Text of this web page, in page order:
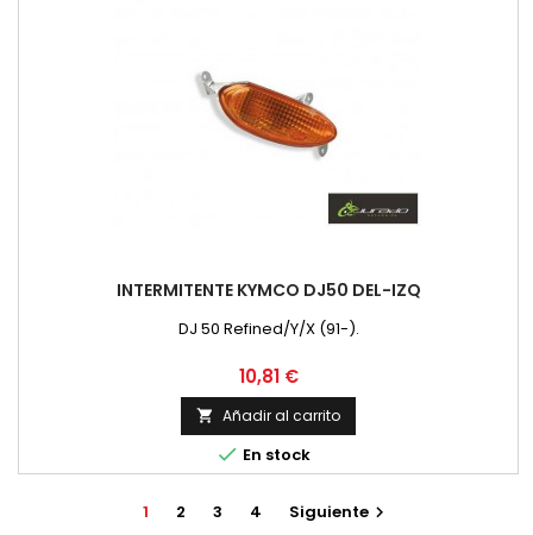
INTERMITENTE KYMCO DJ50 DEL-IZQ
DJ 50 Refined/Y/X (91-).
Precio
10,81 €
 Añadir al carrito
 En stock
1 2 3 4 Siguiente 